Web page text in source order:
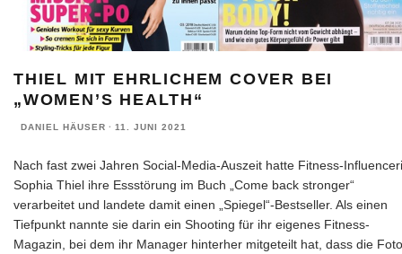
THIEL MIT EHRLICHEM COVER BEI
„WOMEN’S HEALTH“
DANIEL HÄUSER · 11. JUNI 2021
Nach fast zwei Jahren Social-Media-Auszeit hatte Fitness-
Sophia Thiel ihre Essstörung im Buch „Come back stronger“
verarbeitet und landete damit einen „Spiegel“-Bestseller. Als einen
Tiefpunkt nannte sie darin ein Shooting für ihr eigenes Fitness-
Magazin, bei dem ihr Manager hinterher mitgeteilt hat, dass die